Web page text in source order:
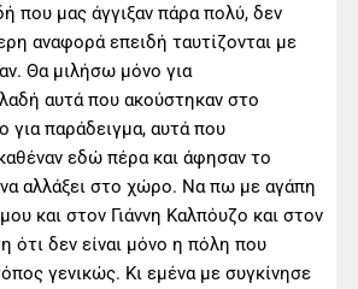
που μας άγγιξαν πάρα πολύ, δεν
αναφορά επειδή ταυτίζονται με
Θα μιλήσω μόνο για
αυτά που ακούστηκαν στο
για παράδειγμα, αυτά που
εδώ πέρα και άφησαν το
αλλάξει στο χώρο. Να πω με αγάπη
και στον Γιάννη Καλπόυζο και στον
δεν είναι μόνο η πόλη που
γενικώς. Κι εμένα με συγκίνησε